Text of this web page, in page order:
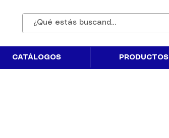
CATÁLOGOS PRODUCTOS